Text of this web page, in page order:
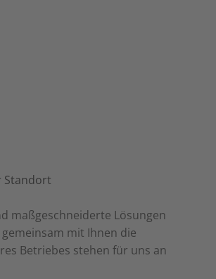
maßgeschneiderte Lösungen
mit Ihnen die
Betriebes stehen für uns an